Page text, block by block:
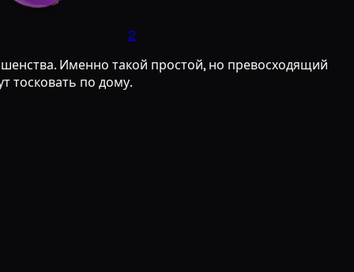
2
Именно такой простой, но превосходящий
тосковать по дому.